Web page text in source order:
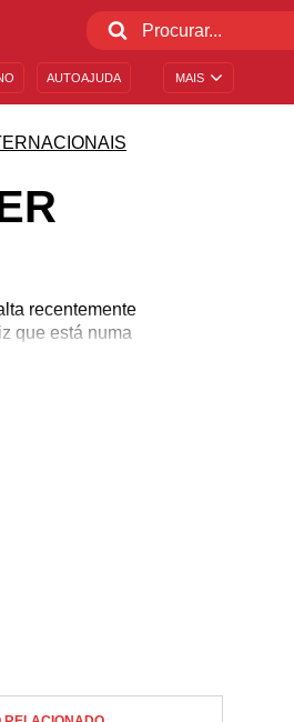
MAIS
AUTOAJUDA
recentemente
que está numa